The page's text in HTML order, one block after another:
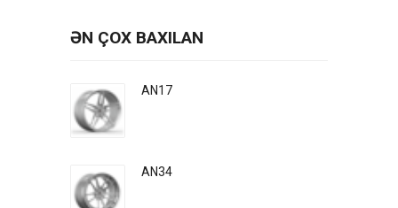
ƏN ÇOX BAXILAN
AN17
AN34